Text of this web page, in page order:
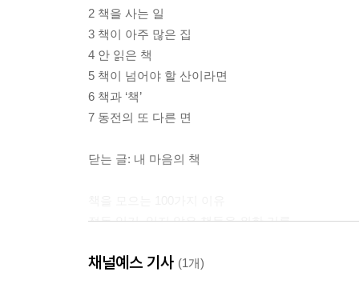
2 책을 사는 일
3 책이 아주 많은 집
4 안 읽은 책
5 책이 넘어야 할 산이라면
6 책과 ‘책’
7 동전의 또 다른 면
닫는 글: 내 마음의 책
적독 일기, 읽지 않은 책들을 위한 기록
채널예스 기사 (1개)